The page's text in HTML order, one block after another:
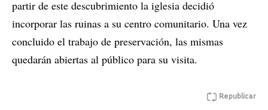
partir de este descubrimiento la iglesia decidió
incorporar las ruinas a su centro comunitario. Una vez
concluido el trabajo de preservación, las mismas
quedarán abiertas al público para su visita.
Republicar